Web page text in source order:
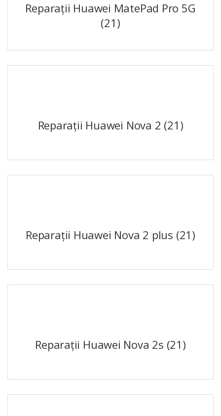
Reparații Huawei MatePad Pro 5G
(21)
Reparații Huawei Nova 2 (21)
Reparații Huawei Nova 2 plus (21)
Reparații Huawei Nova 2s (21)